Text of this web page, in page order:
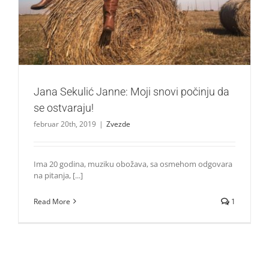
Jana Sekulić Janne: Moji snovi počinju da
se ostvaraju!
februar 20th, 2019 | Zvezde
Ima 20 godina, muziku obožava, sa osmehom odgovara
na pitanja, [...]
Read More 1